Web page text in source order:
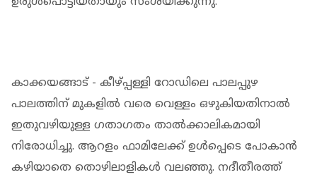
കാക്കയങ്ങാട് - കീഴ്പ്പള്ളി റോഡിലെ പാലപ്പുഴ
പാലത്തിന് മുകളിൽ വരെ വെള്ളം ഒഴുകിയതിനാൽ
ഇതുവഴിയുള്ള ഗതാഗതം താൽക്കാലികമായി
നിരോധിച്ചു. ആറളം ഫാമിലേക്ക് ഉൾപ്പെടെ പോകാൻ
കഴിയാതെ തൊഴിലാളികൾ വലഞ്ഞു. നദീതീരത്ത്